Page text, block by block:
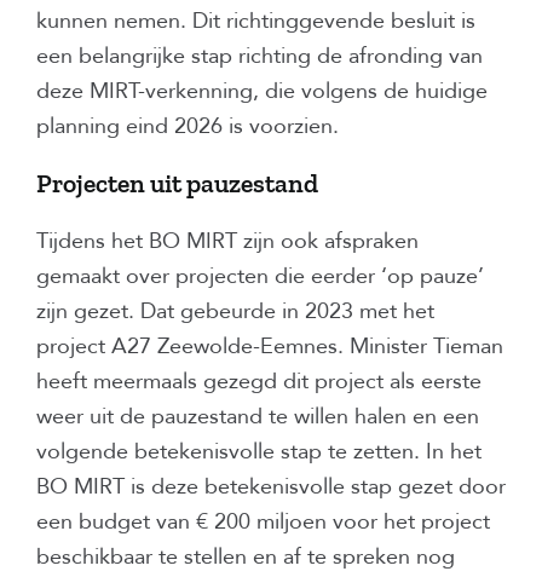
kunnen nemen. Dit richtinggevende besluit is
een belangrijke stap richting de afronding van
deze MIRT-verkenning, die volgens de huidige
planning eind 2026 is voorzien.
Projecten uit pauzestand
Tijdens het BO MIRT zijn ook afspraken
gemaakt over projecten die eerder ‘op pauze’
zijn gezet. Dat gebeurde in 2023 met het
project A27 Zeewolde-Eemnes. Minister Tieman
heeft meermaals gezegd dit project als eerste
weer uit de pauzestand te willen halen en een
volgende betekenisvolle stap te zetten. In het
BO MIRT is deze betekenisvolle stap gezet door
een budget van € 200 miljoen voor het project
beschikbaar te stellen en af te spreken nog